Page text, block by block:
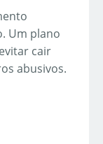
Um plano
cair
abusivos.